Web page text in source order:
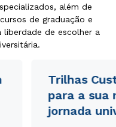
além de
de graduação e
liberdade de escolher a
Trilhas
para a sua
jornada
Privacidade.e
utilizados para o
Sul.